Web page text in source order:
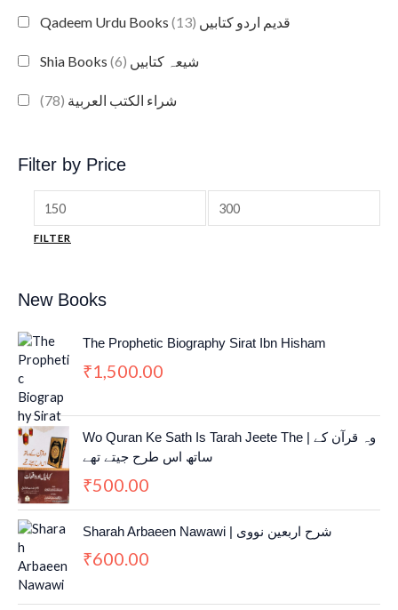
Qadeem Urdu Books قدیم اردو کتابیں (13)
Shia Books شیعہ کتابیں (6)
شراء الكتب العربية (78)
Filter by Price
FILTER
New Books
The Prophetic Biography Sirat Ibn Hisham
₹1,500.00
Wo Quran Ke Sath Is Tarah Jeete The | وہ قرآن کے
ساتھ اس طرح جیتے تھے
₹500.00
Sharah Arbaeen Nawawi | شرح اربعین نووی
₹600.00